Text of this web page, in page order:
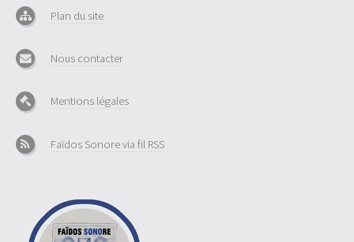
Plan du site
Nous contacter
Mentions légales
Faïdos Sonore via fil RSS